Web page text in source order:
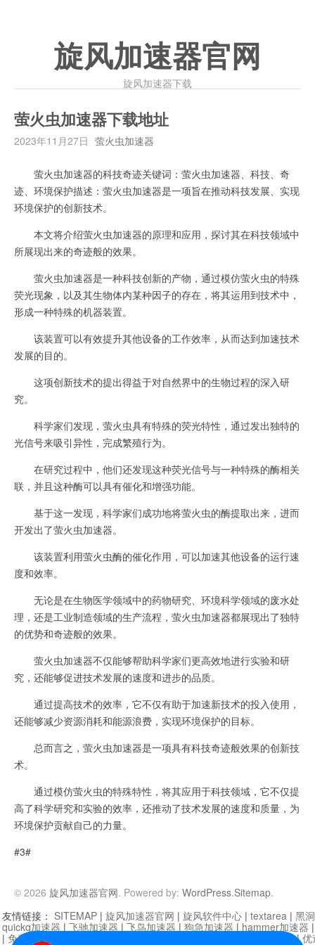
旋风加速器官网
旋风加速器下载
萤火虫加速器下载地址
2023年11月27日 萤火虫加速器
萤火虫加速器的科技奇迹关键词：萤火虫加速器、科技、奇
迹、环境保护描述：萤火虫加速器是一项旨在推动科技发展、实现
环境保护的创新技术。
本文将介绍萤火虫加速器的原理和应用，探讨其在科技领域中
所展现出来的奇迹般的效果。
萤火虫加速器是一种科技创新的产物，通过模仿萤火虫的特殊
荧光现象，以及其生物体内某种因子的存在，将其运用到技术中，
形成一种特殊的机器装置。
该装置可以有效提升其他设备的工作效率，从而达到加速技术
发展的目的。
这项创新技术的提出得益于对自然界中的生物过程的深入研
究。
科学家们发现，萤火虫具有特殊的荧光特性，通过发出独特的
光信号来吸引异性，完成繁殖行为。
在研究过程中，他们还发现这种荧光信号与一种特殊的酶相关
联，并且这种酶可以具有催化和增强功能。
基于这一发现，科学家们成功地将萤火虫的酶提取出来，进而
开发出了萤火虫加速器。
该装置利用萤火虫酶的催化作用，可以加速其他设备的运行速
度和效率。
无论是在生物医学领域中的药物研究、环境科学领域的废水处
理，还是工业制造领域的生产流程，萤火虫加速器都展现出了独特
的优势和奇迹般的效果。
萤火虫加速器不仅能够帮助科学家们更高效地进行实验和研
究，还能够促进技术发展的速度和进步的品质。
通过提高技术的效率，它不仅有助于加速新技术的投入使用，
还能够减少资源消耗和能源浪费，实现环境保护的目标。
总而言之，萤火虫加速器是一项具有科技奇迹般效果的创新技
术。
通过模仿萤火虫的特殊特性，将其应用于科技领域，它不仅提
高了科学研究和实验的效率，还推动了技术发展的速度和质量，为
环境保护贡献自己的力量。
#3#
© 2026 旋风加速器官网. Powered by: WordPress.Sitemap.
友情链接： SITEMAP | 旋风加速器官网 | 旋风软件中心 | textarea | 黑
quickq加速器 | 飞驰加速器 | 飞鸟加速器 | 狗急加速器 | hammer加速器
| 免费vqn加速外网 迷雾通|优